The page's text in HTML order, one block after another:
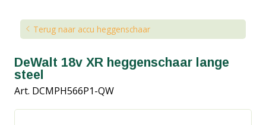
Terug naar accu heggenschaar
DeWalt 18v XR heggenschaar lange
steel
Art. DCMPH566P1-QW